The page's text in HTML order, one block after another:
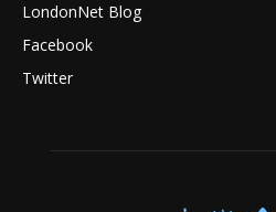
LondonNet Blog
Facebook
Twitter